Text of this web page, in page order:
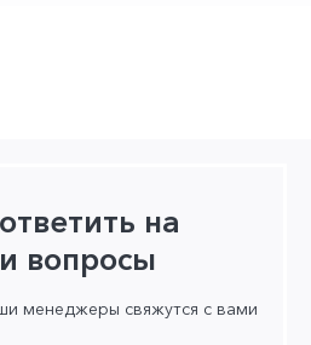
ответить на
вопросы
менеджеры свяжутся с вами